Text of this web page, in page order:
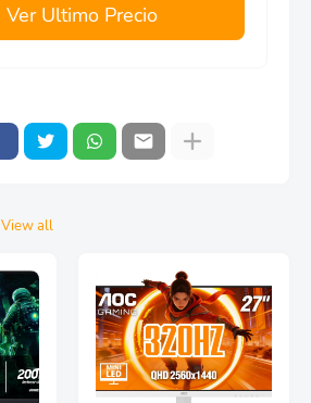
Ver Ultimo Precio
View all